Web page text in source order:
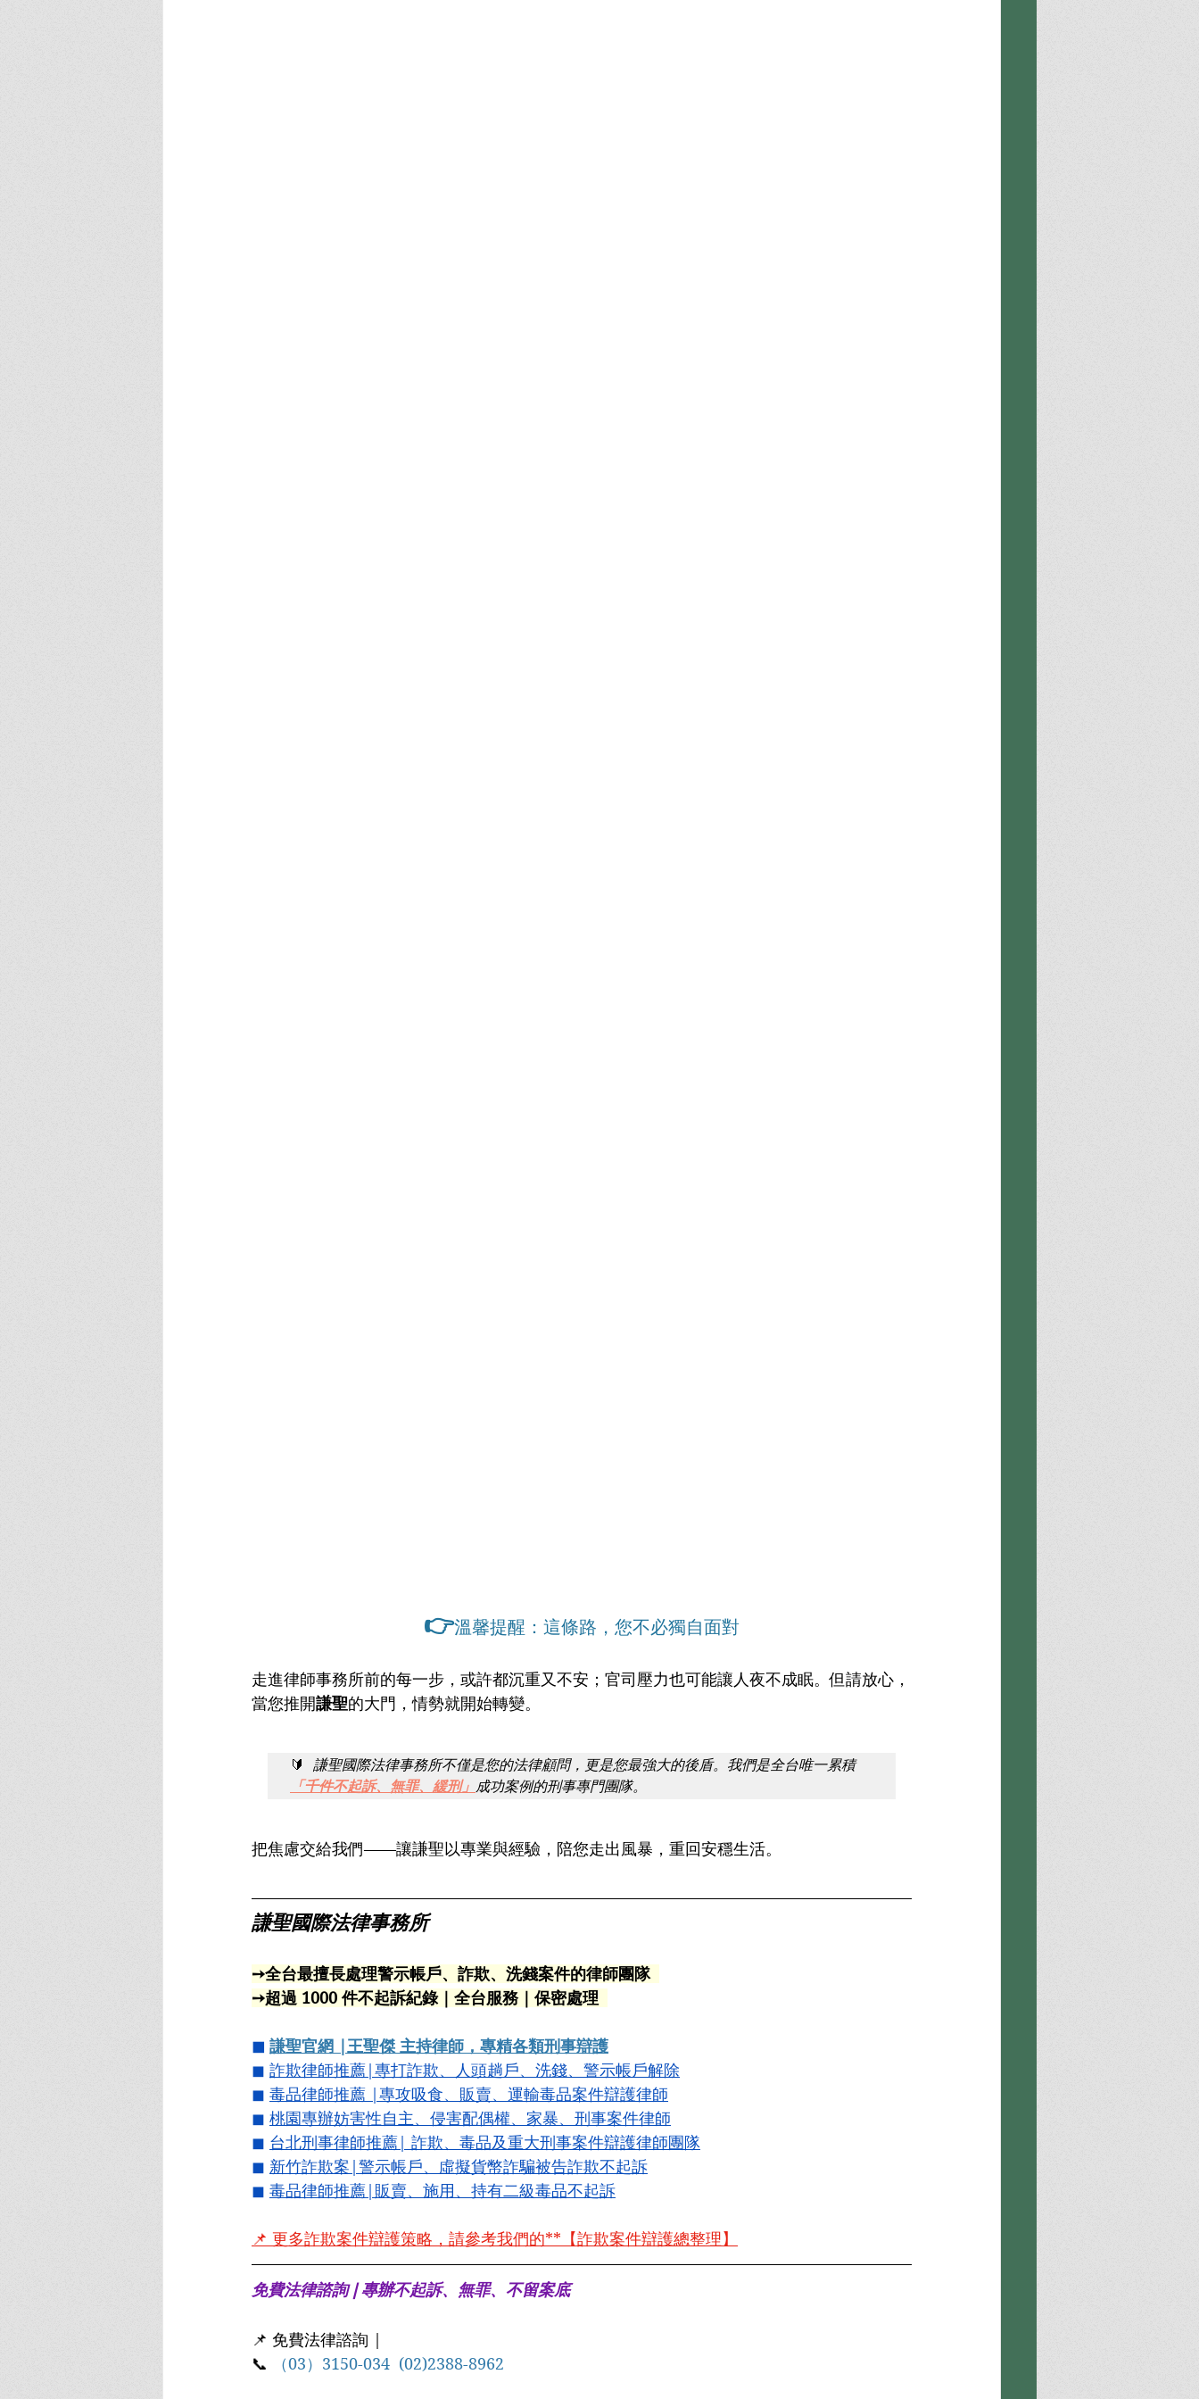
👉溫馨提醒：這條路，您不必獨自面對
走進律師事務所前的每一步，或許都沉重又不安；官司壓力也可能讓人夜不成眠。但請放心，
當您推開謙聖的大門，情勢就開始轉變。
🔰 謙聖國際法律事務所不僅是您的法律顧問，更是您最強大的後盾。我們是全台唯一累積
「千件不起訴、無罪、緩刑」 成功案例的刑事專門團隊。
把焦慮交給我們——讓謙聖以專業與經驗，陪您走出風暴，重回安穩生活。
謙聖國際法律事務所
➙全台最擅長處理警示帳戶、詐欺、洗錢案件的律師團隊
➙超過 1000 件不起訴紀錄｜全台服務｜保密處理
◼ 謙聖官網 |王聖傑 主持律師，專精各類刑事辯護
◼ 詐欺律師推薦|專打詐欺、人頭趟戶、洗錢、警示帳戶解除
◼ 毒品律師推薦 |專攻吸食、販賣、運輸毒品案件辯護律師
◼ 桃園專辦妨害性自主、侵害配偶權、家暴、刑事案件律師
◼ 台北刑事律師推薦| 詐欺、毒品及重大刑事案件辯護律師團隊
◼ 新竹詐欺案|警示帳戶、虛擬貨幣詐騙被告詐欺不起訴
◼ 毒品律師推薦|販賣、施用、持有二級毒品不起訴
📌 更多詐欺案件辯護策略，請參考我們的**【詐欺案件辯護總整理】
免費法律諮詢 | 專辦不起訴、無罪、不留案底
📌 免費法律諮詢 |
📞
（03）3150-034  (02)2388-8962